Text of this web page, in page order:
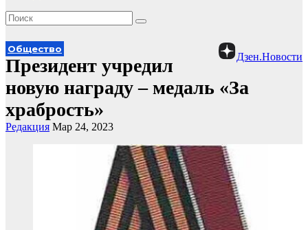
Дзен.Новости
Общество
Президент учредил
новую награду – медаль «За
храбрость»
Редакция Мар 24, 2023